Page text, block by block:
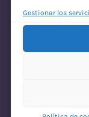
Gestionar los